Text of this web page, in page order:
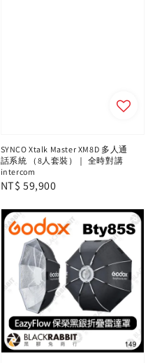
SYNCO Xtalk Master XM8D 多人通
話系統 （8人套裝）｜ 全時對講
intercom
Regular
NT$ 59,900